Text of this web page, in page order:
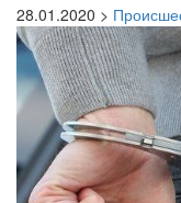
28.01.2020 >